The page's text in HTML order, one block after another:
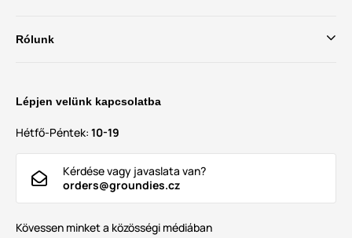
Rólunk
Lépjen velünk kapcsolatba
Hétfő-Péntek: 10-19
Kérdése vagy javaslata van?
orders@groundies.cz
Kövessen minket a közösségi médiában